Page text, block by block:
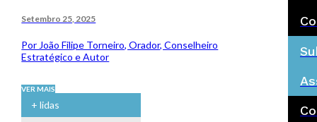
Setembro 25, 2025
Por João Filipe Torneiro, Orador, Conselheiro
Estratégico e Autor
VER MAIS
+ lidas